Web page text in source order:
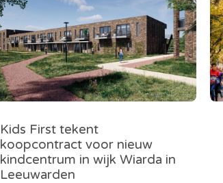
Kids First tekent
koopcontract voor nieuw
kindcentrum in wijk Wiarda in
Leeuwarden